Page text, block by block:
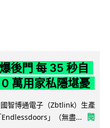
後門 每 35 秒自
萬用家私隱堪憂
智博通電子（Zbtlink）生產
」（無盡...
閱